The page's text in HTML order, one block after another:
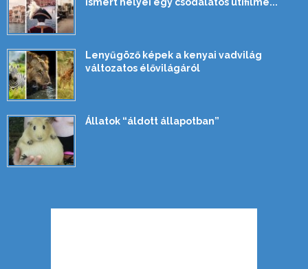
Lenyűgöző képek a kenyai vadvilág
változatos élővilágáról
Állatok “áldott állapotban”